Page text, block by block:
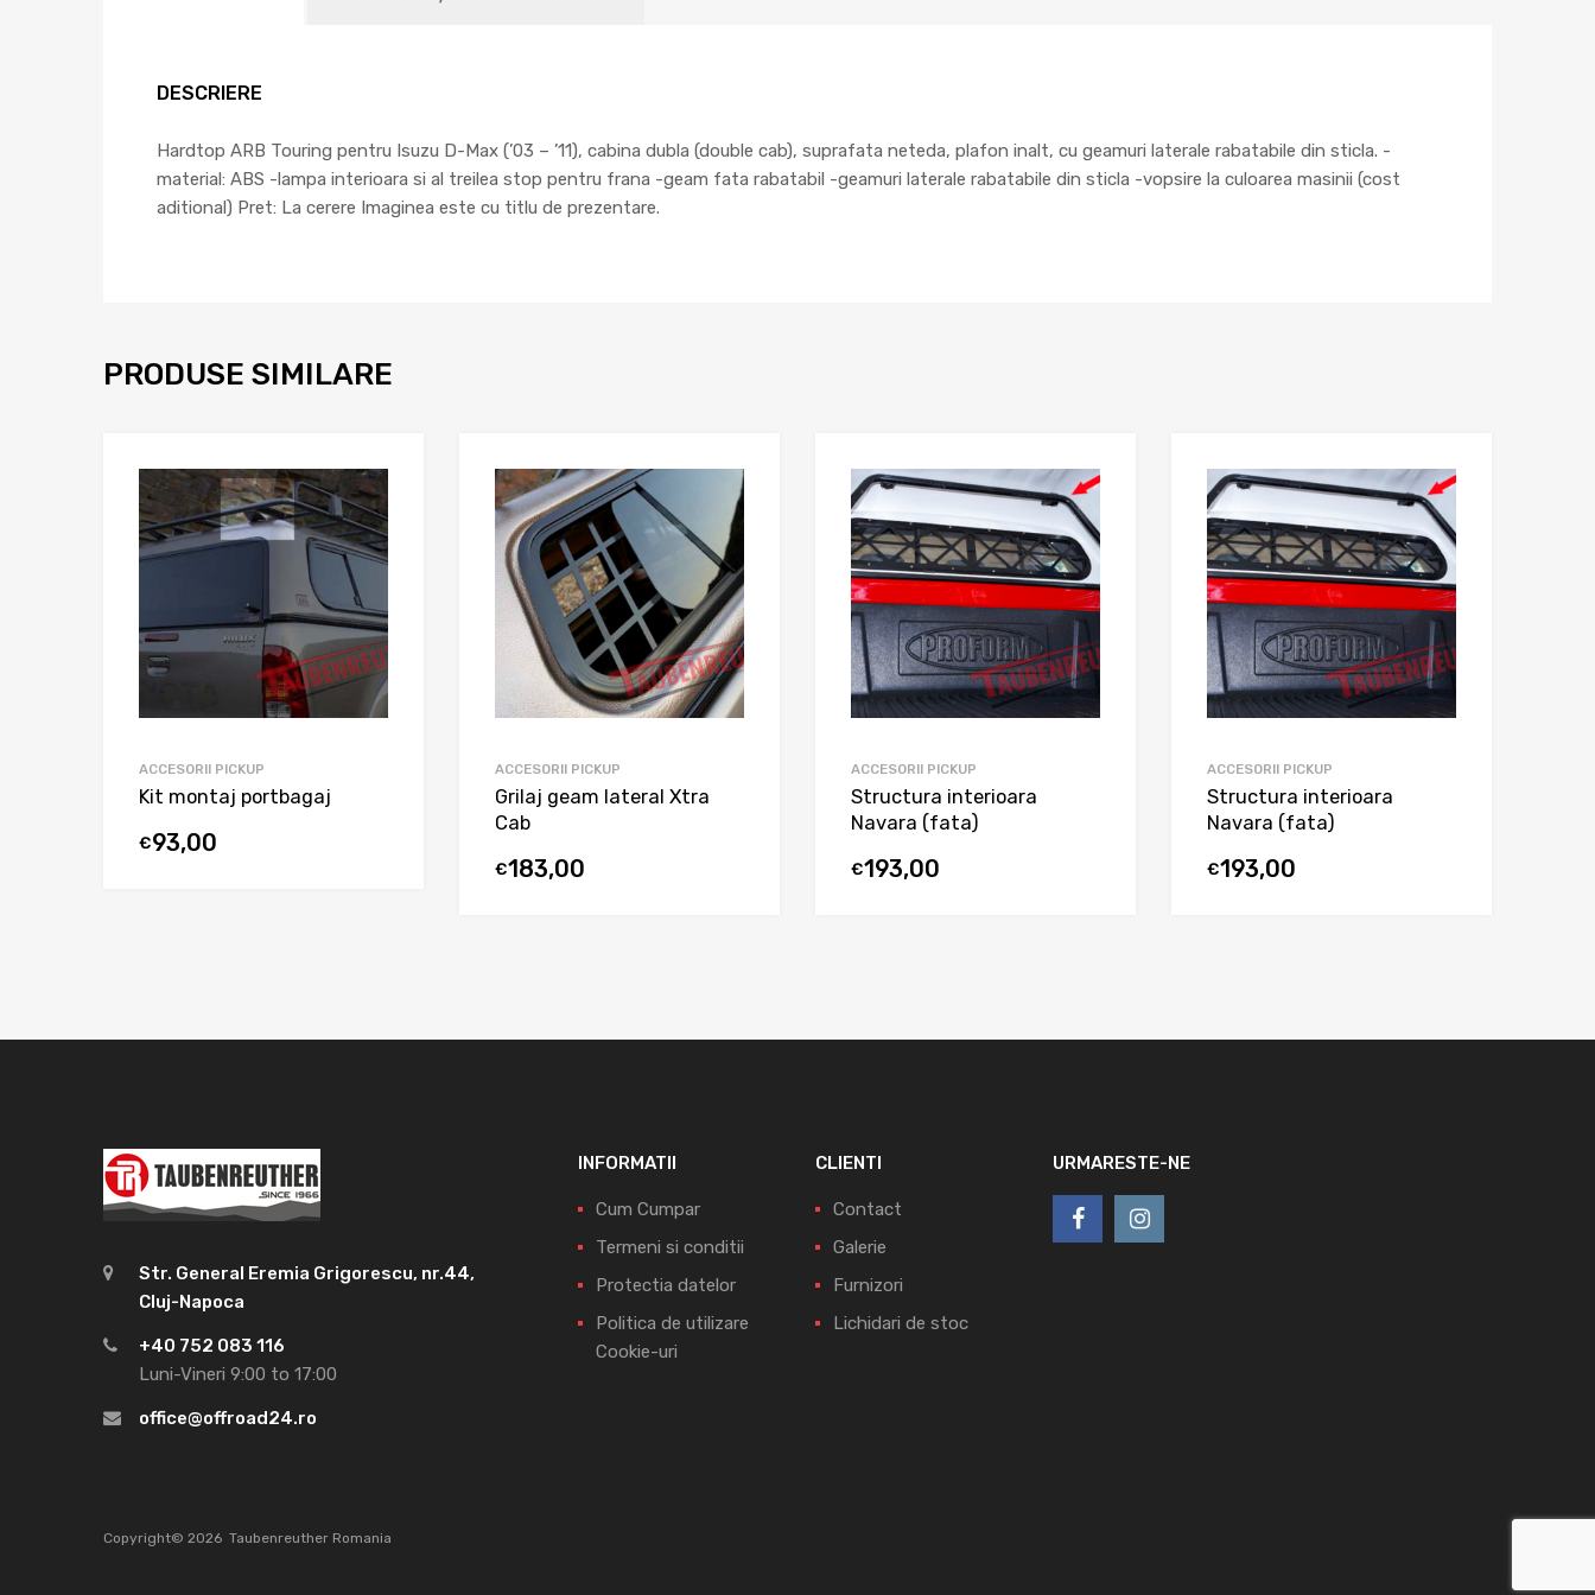
DESCRIERE
Hardtop ARB Touring pentru Isuzu D-Max (’03 – ’11), cabina dubla (double cab), suprafata neteda, plafon inalt, cu geamuri laterale rabatabile din sticla. -
material: ABS -lampa interioara si al treilea stop pentru frana -geam fata rabatabil -geamuri laterale rabatabile din sticla -vopsire la culoarea masinii (cost
aditional) Pret: La cerere Imaginea este cu titlu de prezentare.
PRODUSE SIMILARE
ACCESORII PICKUP
Kit montaj portbagaj
€93,00
ACCESORII PICKUP
Grilaj geam lateral Xtra
Cab
€183,00
ACCESORII PICKUP
Structura interioara
Navara (fata)
€193,00
ACCESORII PICKUP
Structura interioara
Navara (fata)
€193,00
Str. General Eremia Grigorescu, nr.44,
Cluj-Napoca
+40 752 083 116
Luni-Vineri 9:00 to 17:00
office@offroad24.ro
INFORMATII
Cum Cumpar
Termeni si conditii
Protectia datelor
Politica de utilizare
Cookie-uri
CLIENTI
Contact
Galerie
Furnizori
Lichidari de stoc
URMARESTE-NE
Copyright© 2026 Taubenreuther Romania